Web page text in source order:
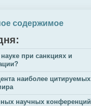
содержимое
при санкциях и
наиболее цитируемых
научных конференций